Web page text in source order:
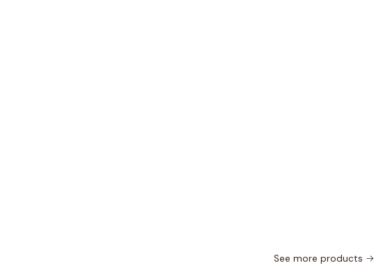
See more products